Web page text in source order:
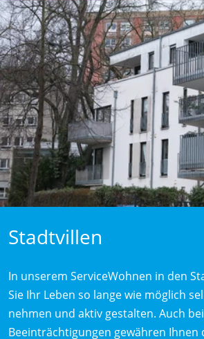
Stadtvillen
In unserem ServiceWohnen in den
Sie Ihr Leben so lange wie möglich
nehmen und aktiv gestalten. Auch
Beeinträchtigungen gewähren Ihnen